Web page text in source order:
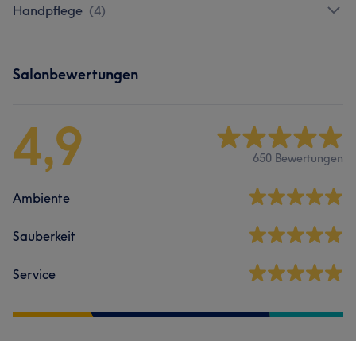
Handpflege (4)
Salonbewertungen
4,9 650 Bewertungen
Ambiente
Sauberkeit
Service